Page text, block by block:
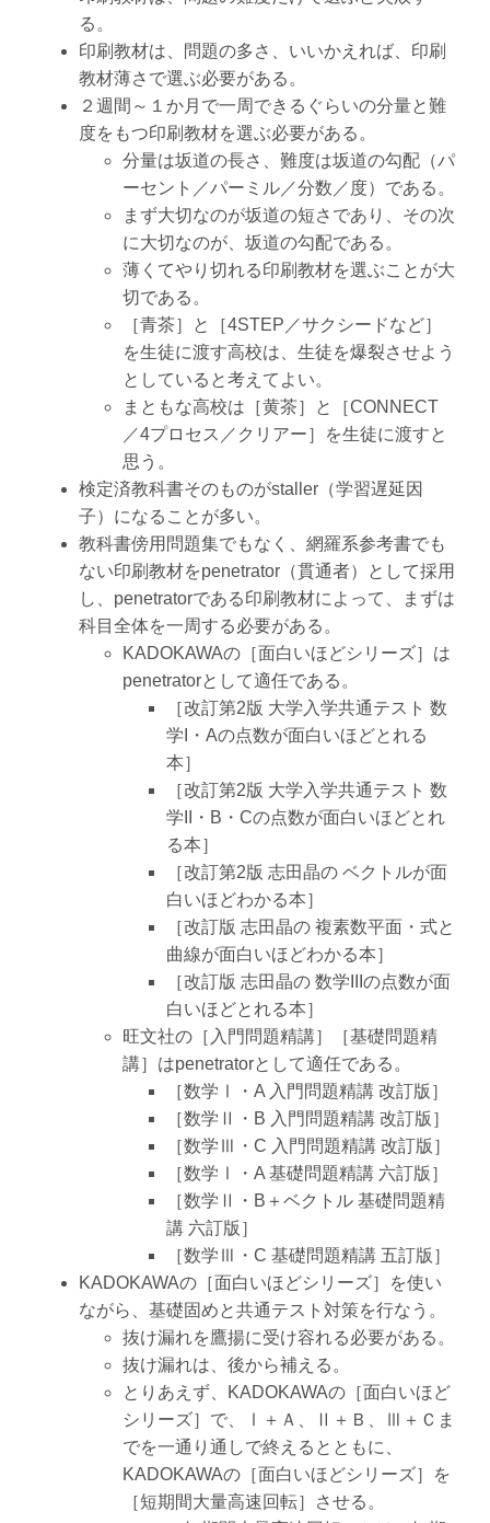
る。
印刷教材は、問題の多さ、いいかえれば、印刷
教材薄さで選ぶ必要がある。
２週間～１か月で一周できるぐらいの分量と難
度をもつ印刷教材を選ぶ必要がある。
分量は坂道の長さ、難度は坂道の勾配（パ
ーセント／パーミル／分数／度）である。
まず大切なのが坂道の短さであり、その次
に大切なのが、坂道の勾配である。
薄くてやり切れる印刷教材を選ぶことが大
切である。
［青茶］と［4STEP／サクシードなど］
を生徒に渡す高校は、生徒を爆裂させよう
としていると考えてよい。
まともな高校は［黄茶］と［CONNECT
／4プロセス／クリアー］を生徒に渡すと
思う。
検定済教科書そのものがstaller（学習遅延因
子）になることが多い。
教科書傍用問題集でもなく、網羅系参考書でも
ない印刷教材をpenetrator（貫通者）として採用
し、penetratorである印刷教材によって、まずは
科目全体を一周する必要がある。
KADOKAWAの［面白いほどシリーズ］は
penetratorとして適任である。
［改訂第2版 大学入学共通テスト 数
学I・Aの点数が面白いほどとれる
本］
［改訂第2版 大学入学共通テスト 数
学II・B・Cの点数が面白いほどとれ
る本］
［改訂第2版 志田晶の ベクトルが面
白いほどわかる本］
［改訂版 志田晶の 複素数平面・式と
曲線が面白いほどわかる本］
［改訂版 志田晶の 数学IIIの点数が面
白いほどとれる本］
旺文社の［入門問題精講］［基礎問題精
講］はpenetratorとして適任である。
［数学Ⅰ・A 入門問題精講 改訂版］
［数学Ⅱ・B 入門問題精講 改訂版］
［数学Ⅲ・C 入門問題精講 改訂版］
［数学Ⅰ・A 基礎問題精講 六訂版］
［数学Ⅱ・B＋ベクトル 基礎問題精
講 六訂版］
［数学Ⅲ・C 基礎問題精講 五訂版］
KADOKAWAの［面白いほどシリーズ］を使い
ながら、基礎固めと共通テスト対策を行なう。
抜け漏れを鷹揚に受け容れる必要がある。
抜け漏れは、後から補える。
とりあえず、KADOKAWAの［面白いほど
シリーズ］で、Ⅰ＋Ａ、Ⅱ＋Ｂ、Ⅲ＋Ｃま
でを一通り通しで終えるとともに、
KADOKAWAの［面白いほどシリーズ］を
［短期間大量高速回転］させる。